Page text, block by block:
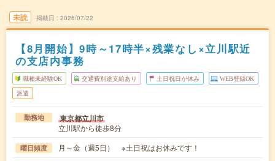
未読 掲載日 2026/07/22
【8月開始】9時～17時半×残業なし×立川駅近
の支店内事務
職種未経験OK 交通費別途支給あり 土日祝日が休み WEB登録OK
派遣
勤務地 東京都立川市
立川駅から徒歩8分
曜日頻度 月～金（週5日） ※土日祝はお休みです！